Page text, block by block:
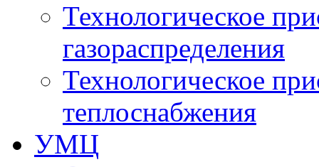
Технологическое
газораспределения
Технологическое
теплоснабжения
УМЦ